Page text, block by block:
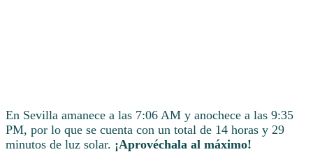
En Sevilla amanece a las 7:06 AM y anochece a las 9:35
PM, por lo que se cuenta con un total de 14 horas y 29
minutos de luz solar. ¡Aprovéchala al máximo!